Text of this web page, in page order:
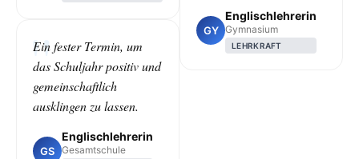
Ein fester Termin, um
das Schuljahr positiv und
gemeinschaftlich
ausklingen zu lassen.
GS
Englischlehrerin
Gesamtschule
GY
Englischlehrerin
Gymnasium
LEHRKRAFT